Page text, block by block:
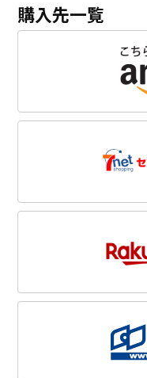
購入先一覧